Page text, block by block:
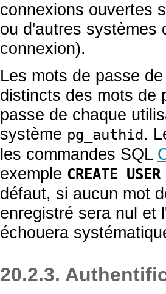
connexions ouvertes
ou d'autres systèmes
connexion).
Les mots de passe
distincts des mots de
passe de chaque
système pg_authid .
les commandes SQL
exemple CREATE
défaut, si aucun mot
enregistré sera nul et
échouera
20.2.3.